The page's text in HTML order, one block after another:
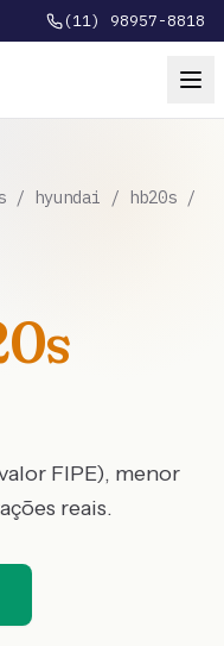
(11) 98957-8818
/ hyundai / hb20s /
FIPE), menor
reais.